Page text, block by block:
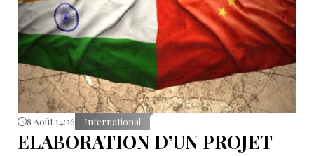
8 Août 14:26 International
ELABORATION D’UN PROJET